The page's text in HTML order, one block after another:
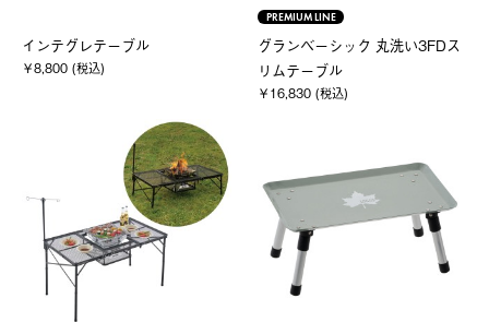
インテグレテーブル
￥8,800 (税込)
PREMIUM LINE
グランベーシック 丸洗い3FDス
リムテーブル
￥16,830 (税込)